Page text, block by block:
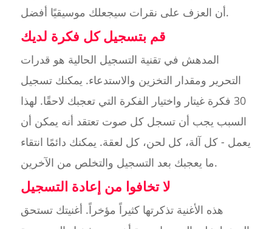
أن العزف على نقرات سيجعلك موسيقيًا أفضل.
قم بتسجيل كل فكرة لديك
المدهش في تقنية التسجيل الحالية هو قدرات
التحرير ومقدار التخزين والاستدعاء. يمكنك تسجيل
30 فكرة غيتار واختيار الفكرة التي تعجبك لاحقًا. لهذا
السبب يجب أن تسجل كل صوت تعتقد أنه يمكن أن
يعمل - كل آلة، كل لحن، كل لعقة. يمكنك دائمًا انتقاء
ما يعجبك بعد التسجيل والتخلص من الآخرين.
لا تخافوا من إعادة التسجيل
هذه الأغنية تذكرتها كثيراً مؤخراً. أغنيتك تستحق